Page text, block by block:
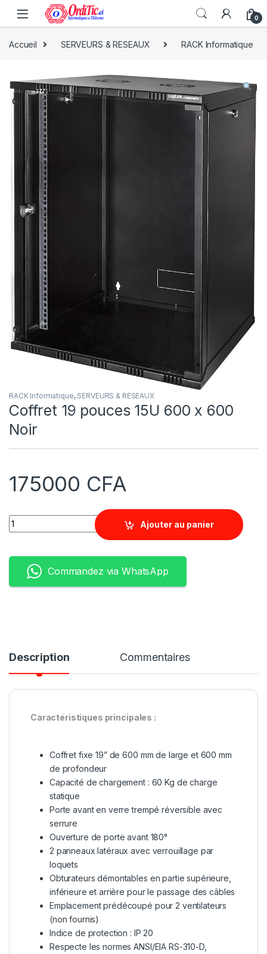
0
Accueil SERVEURS & RESEAUX RACK Informatique
RACK Informatique, SERVEURS & RESEAUX
Coffret 19 pouces 15U 600 x 600
Noir
175000 CFA
Quantity
Ajouter au panier
Commandez via WhatsApp
Description Commentaires
Caractéristiques principales :
Coffret fixe 19” de 600 mm de large et 600 mm
de profondeur
Capacité de chargement : 60 Kg de charge
statique
Porte avant en verre trempé réversible avec
serrure
Ouverture de porte avant 180°
2 panneaux latéraux avec verrouillage par
loquets
Obturateurs démontables en partie supérieure,
inférieure et arrière pour le passage des câbles
Emplacement prédécoupé pour 2 ventilateurs
(non fournis)
Indice de protection : IP 20
Respecte les normes ANSI/EIA RS-310-D,